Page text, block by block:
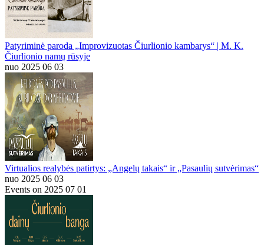
Patyriminė paroda „Improvizuotas Čiurlionio kambarys“ | M. K.
Čiurlionio namų rūsyje
nuo 2025 06 03
Virtualios realybės patirtys: „Angelų takais“ ir „Pasaulių sutvėrimas“
nuo 2025 06 03
Events on 2025 07 01